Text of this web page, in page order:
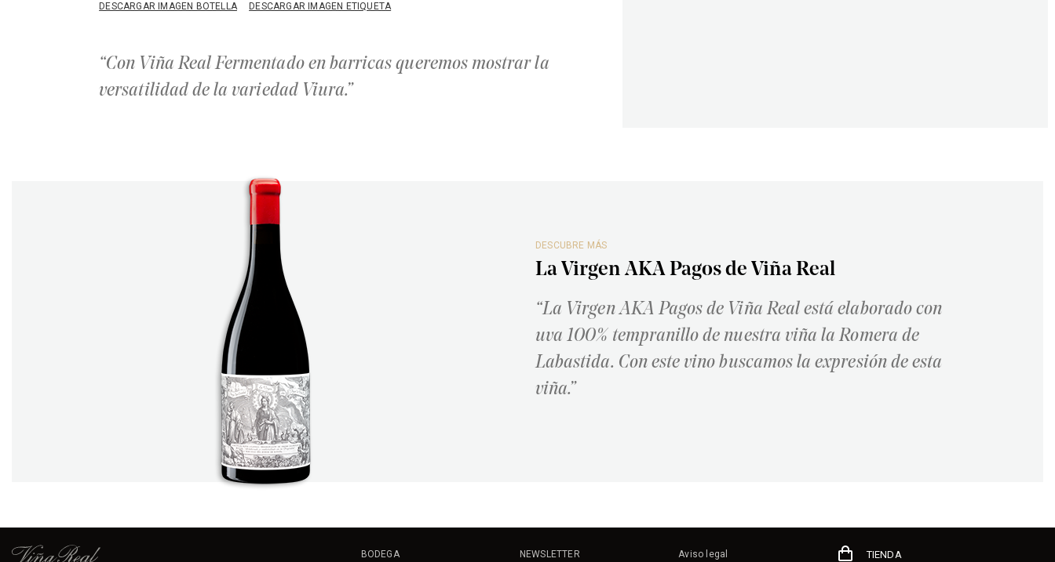
DESCARGAR IMAGEN BOTELLA DESCARGAR IMAGEN ETIQUETA
“Con Viña Real Fermentado en barricas queremos mostrar la
versatilidad de la variedad Viura.”
DESCUBRE MÁS
La Virgen AKA Pagos de Viña Real
“La Virgen AKA Pagos de Viña Real está elaborado con
uva 100% tempranillo de nuestra viña la Romera de
Labastida. Con este vino buscamos la expresión de esta
viña.”
BODEGA NEWSLETTER Aviso legal TIENDA